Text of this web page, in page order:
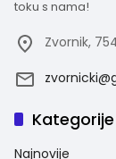
toku s nama!
Zvornik,
Kategorije
Najnovije